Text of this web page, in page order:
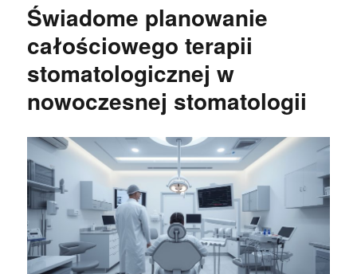
Świadome planowanie
całościowego terapii
stomatologicznej w
nowoczesnej stomatologii